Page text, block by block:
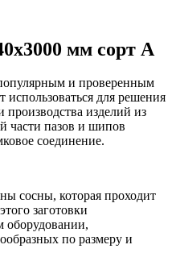
мм сорт А
и проверенным
для решения
производства изделий из
части пазов и шипов
соединение.
сосны, которая проходит
заготовки
оборудовании,
по размеру и